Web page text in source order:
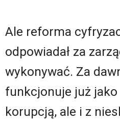
Ale reforma
odpowiadał za
wykonywać. Za
funkcjonuje już
korupcją, ale i z